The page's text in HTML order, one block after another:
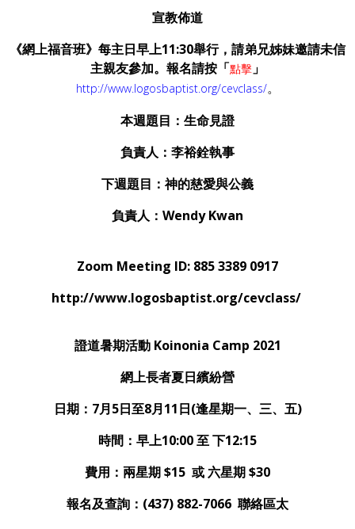
宣教佈道
《網上福音班》每主日早上11:30舉行，請弟兄姊妹邀請未信
主親友參加。報名請按「點擊 」
http://www.logosbaptist.org/cevclass/。
本週題目：生命見證
負責人：李裕銓執事
下週題目：神的慈愛與公義
負責人：Wendy Kwan
Zoom Meeting ID: 885 3389 0917
http://www.logosbaptist.org/cevclass/
證道暑期活動Koinonia Camp 2021
網上長者夏日繽紛營
日期：7月5日至8月11日(逢星期一、三、五)
時間：早上10:00 至 下12:15
費用：兩星期 $15 或 六星期 $30
報名及查詢：(437) 882-7066 聯絡區太